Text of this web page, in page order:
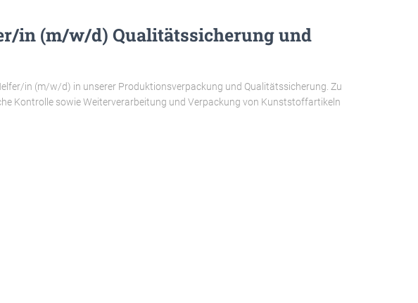
in (m/w/d) Qualitätssicherung und
in (m/w/d) in unserer Produktionsverpackung und Qualitätssicherung. Zu
Kontrolle sowie Weiterverarbeitung und Verpackung von Kunststoffartikeln